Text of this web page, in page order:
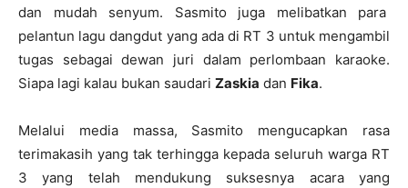
dan mudah senyum. Sasmito juga melibatkan para
pelantun lagu dangdut yang ada di RT 3 untuk mengambil
tugas sebagai dewan juri dalam perlombaan karaoke.
Siapa lagi kalau bukan saudari Zaskia dan Fika.
Melalui media massa, Sasmito mengucapkan rasa
terimakasih yang tak terhingga kepada seluruh warga RT
3 yang telah mendukung suksesnya acara yang